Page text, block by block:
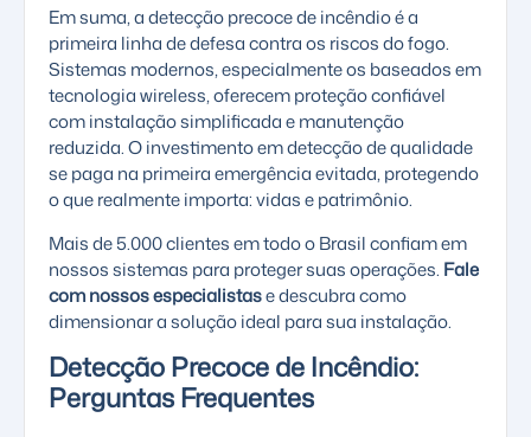
Em suma, a detecção precoce de incêndio é a
primeira linha de defesa contra os riscos do fogo.
Sistemas modernos, especialmente os baseados em
tecnologia wireless, oferecem proteção confiável
com instalação simplificada e manutenção
reduzida. O investimento em detecção de qualidade
se paga na primeira emergência evitada, protegendo
o que realmente importa: vidas e patrimônio.
Mais de 5.000 clientes em todo o Brasil confiam em
nossos sistemas para proteger suas operações. Fale
com nossos especialistase descubra como
dimensionar a solução ideal para sua instalação.
Detecção Precoce de Incêndio:
Perguntas Frequentes